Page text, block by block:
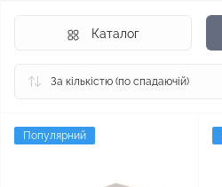
Каталог
Популярний